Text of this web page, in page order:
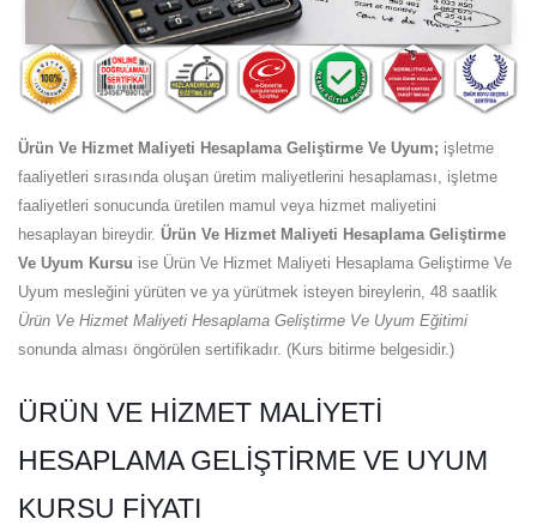
Ürün Ve Hizmet Maliyeti Hesaplama Geliştirme Ve Uyum; işletme
faaliyetleri sırasında oluşan üretim maliyetlerini hesaplaması, işletme
faaliyetleri sonucunda üretilen mamul veya hizmet maliyetini
hesaplayan bireydir. Ürün Ve Hizmet Maliyeti Hesaplama Geliştirme
Ve Uyum Kursu ise Ürün Ve Hizmet Maliyeti Hesaplama Geliştirme Ve
Uyum mesleğini yürüten ve ya yürütmek isteyen bireylerin, 48 saatlik
Ürün Ve Hizmet Maliyeti Hesaplama Geliştirme Ve Uyum Eğitimi
sonunda alması öngörülen sertifikadır. (Kurs bitirme belgesidir.)
ÜRÜN VE HIZMET MALIYETI
HESAPLAMA GELIŞTIRME VE UYUM
KURSU FIYATI